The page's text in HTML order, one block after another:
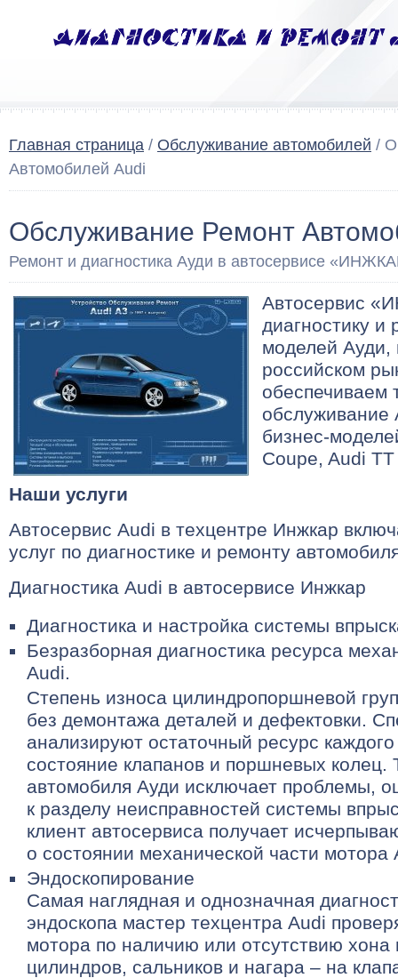
Главная страница / Обслуживание автомобилей /
Автомобилей Audi
Обслуживание Ремонт
Ремонт и диагностика Ауди в автосервисе
Автосервис
диагностику и
моделей Ауди,
российском
обеспечиваем
бизнес-
Coupe, Audi
Наши услуги
Автосервис Audi в техцентре Инжкар
услуг по диагностике и ремонту
Диагностика Audi в автосервисе Инжкар
Диагностика и настройка системы
Безразборная диагностика ресурса
Audi.
Степень износа цилиндропоршневой
без демонтажа деталей и дефектовки.
анализируют остаточный ресурс
состояние клапанов и поршневых колец.
автомобиля Ауди исключает проблемы,
к разделу неисправностей системы
клиент автосервиса получает
о состоянии механической части мотора
Эндоскопирование
Самая наглядная и однозначная
эндоскопа мастер техцентра Audi
мотора по наличию или отсутствию хона
цилиндров, сальников и нагара – на